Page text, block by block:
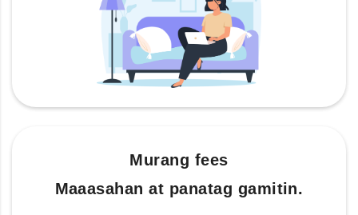
Murang fees
Maaasahan at panatag gamitin.